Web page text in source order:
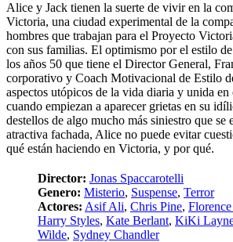
Alice y Jack tienen la suerte de vivir en la
Victoria, una ciudad experimental de la
hombres que trabajan para el Proyecto
con sus familias. El optimismo por el estilo
los años 50 que tiene el Director General,
corporativo y Coach Motivacional de Estilo
aspectos utópicos de la vida diaria y unida en
cuando empiezan a aparecer grietas en su
destellos de algo mucho más siniestro que se
atractiva fachada, Alice no puede evitar
qué están haciendo en Victoria, y por qué.
Director: Jonas Spaccarotelli
Genero: Misterio, Suspense, Terror
Actores: Asif Ali, Chris Pine,
Harry Styles, Kate Berlant, KiKi
Wilde, Sydney Chandler